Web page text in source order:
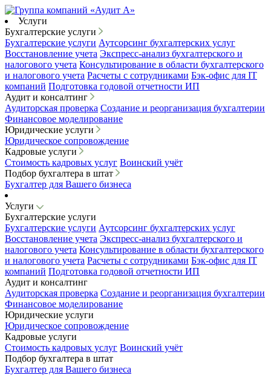
Услуги
Бухгалтерские услуги
Бухгалтерские услуги Аутсорсинг бухгалтерских услуг
Восстановление учета Экспресс-анализ бухгалтерского и
налогового учета Консультирование в области бухгалтерского
и налогового учета Расчеты с сотрудниками Бэк-офис для IT
компаний Подготовка годовой отчетности ИП
Аудит и консалтинг
Аудиторская проверка Создание и реорганизация бухгалтерии
Финансовое моделирование
Юридические услуги
Юридическое сопровождение
Кадровые услуги
Стоимость кадровых услуг Воинский учёт
Подбор бухгалтера в штат
Бухгалтер для Вашего бизнеса
Услуги
Бухгалтерские услуги
Бухгалтерские услуги Аутсорсинг бухгалтерских услуг
Восстановление учета Экспресс-анализ бухгалтерского и
налогового учета Консультирование в области бухгалтерского
и налогового учета Расчеты с сотрудниками Бэк-офис для IT
компаний Подготовка годовой отчетности ИП
Аудит и консалтинг
Аудиторская проверка Создание и реорганизация бухгалтерии
Финансовое моделирование
Юридические услуги
Юридическое сопровождение
Кадровые услуги
Стоимость кадровых услуг Воинский учёт
Подбор бухгалтера в штат
Бухгалтер для Вашего бизнеса